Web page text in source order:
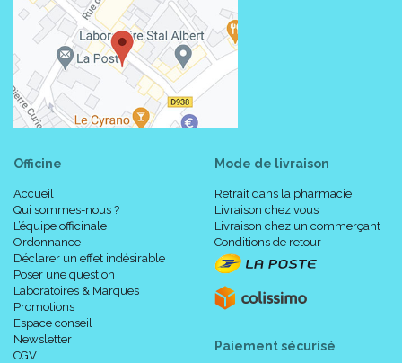
Officine
Accueil
Qui sommes-nous ?
L’équipe officinale
Ordonnance
Déclarer un effet indésirable
Poser une question
Laboratoires & Marques
Promotions
Espace conseil
Newsletter
CGV
Mode de livraison
Retrait dans la pharmacie
Livraison chez vous
Livraison chez un commerçant
Conditions de retour
Paiement sécurisé